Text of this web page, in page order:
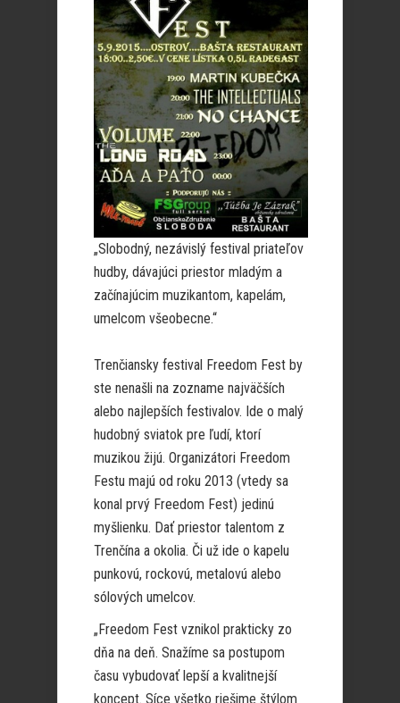
„Slobodný, nezávislý festival priateľov
hudby, dávajúci priestor mladým a
začínajúcim muzikantom, kapelám,
umelcom všeobecne.“
Trenčiansky festival Freedom Fest by
ste nenašli na zozname najväčších
alebo najlepších festivalov. Ide o malý
hudobný sviatok pre ľudí, ktorí
muzikou žijú. Organizátori Freedom
Festu majú od roku 2013 (vtedy sa
konal prvý Freedom Fest) jedinú
myšlienku. Dať priestor talentom z
Trenčína a okolia. Či už ide o kapelu
punkovú, rockovú, metalovú alebo
sólových umelcov.
„Freedom Fest vznikol prakticky zo
dňa na deň. Snažíme sa postupom
času vybudovať lepší a kvalitnejší
koncept. Síce všetko riešime štýlom